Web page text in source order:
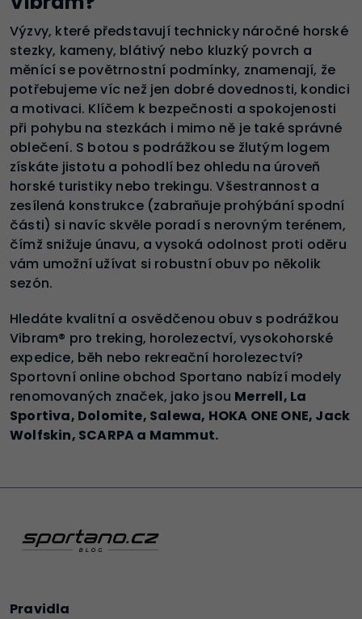
Výzvy, které představují technicky náročné horské
stezky, kameny, blátivý nebo kluzký povrch a
měnící se povětrnostní podmínky, znamenají, že
potřebujeme víc než jen dobré dovednosti, kondici
a motivaci. Klíčem k bezpečnosti a spokojenosti
při pohybu na stezkách i mimo ně je také správné
oblečení. S botou s podrážkou se žlutým logem
získáte jistotu a pohodlí bez ohledu na úroveň
horské turistiky nebo trekingu. Všestrannost a
zesílená konstrukce (zabraňuje prohýbání spodní
části) si navíc skvěle poradí s nerovným terénem,
čímž snižuje únavu, a vysoká odolnost proti oděru
vám umožní užívat si robustní obuv po několik
sezón.
Hledáte kvalitní a osvědčenou obuv s podrážkou
Vibram® pro treking, horolezectví, vysokohorské
expedice, běh nebo rekreační horolezectví?
Sportovní online obchod Sportano nabízí modely
renomovaných značek, jako jsou Merrell, La
Sportiva, Dolomite, Salewa, HOKA ONE ONE, Jack
Wolfskin, SCARPA a Mammut.
Pravidla